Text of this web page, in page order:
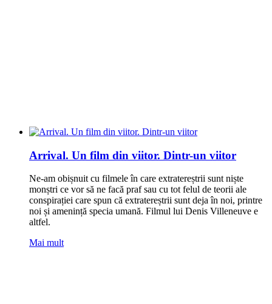
Arrival. Un film din viitor. Dintr-un viitor
Ne-am obișnuit cu filmele în care extratereștrii sunt niște
monștri ce vor să ne facă praf sau cu tot felul de teorii ale
conspirației care spun că extratereștrii sunt deja în noi, printre
noi și amenință specia umană. Filmul lui Denis Villeneuve e
altfel.
Mai mult